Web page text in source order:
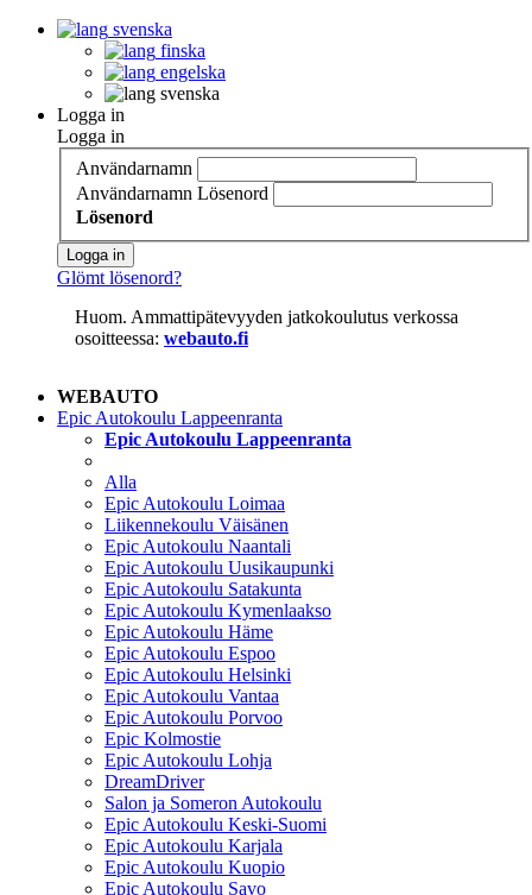
svenska
finska
engelska
svenska
Logga in
Logga in
Användarnamn
Användarnamn Lösenord
Lösenord
Logga in
Glömt lösenord?
Huom. Ammattipätevyyden jatkokoulutus verkossa
osoitteessa: webauto.fi
WEBAUTO
Epic Autokoulu Lappeenranta
Epic Autokoulu Lappeenranta
Alla
Epic Autokoulu Loimaa
Liikennekoulu Väisänen
Epic Autokoulu Naantali
Epic Autokoulu Uusikaupunki
Epic Autokoulu Satakunta
Epic Autokoulu Kymenlaakso
Epic Autokoulu Häme
Epic Autokoulu Espoo
Epic Autokoulu Helsinki
Epic Autokoulu Vantaa
Epic Autokoulu Porvoo
Epic Kolmostie
Epic Autokoulu Lohja
DreamDriver
Salon ja Someron Autokoulu
Epic Autokoulu Keski-Suomi
Epic Autokoulu Karjala
Epic Autokoulu Kuopio
Epic Autokoulu Savo